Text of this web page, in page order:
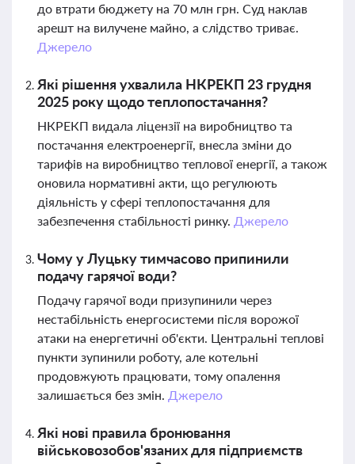
до втрати бюджету на 70 млн грн. Суд наклав
арешт на вилучене майно, а слідство триває.
Джерело
Які рішення ухвалила НКРЕКП 23 грудня
2025 року щодо теплопостачання?
НКРЕКП видала ліцензії на виробництво та
постачання електроенергії, внесла зміни до
тарифів на виробництво теплової енергії, а також
оновила нормативні акти, що регулюють
діяльність у сфері теплопостачання для
забезпечення стабільності ринку. Джерело
Чому у Луцьку тимчасово припинили
подачу гарячої води?
Подачу гарячої води призупинили через
нестабільність енергосистеми після ворожої
атаки на енергетичні об'єкти. Центральні теплові
пункти зупинили роботу, але котельні
продовжують працювати, тому опалення
залишається без змін. Джерело
Які нові правила бронювання
військовозобов'язаних для підприємств